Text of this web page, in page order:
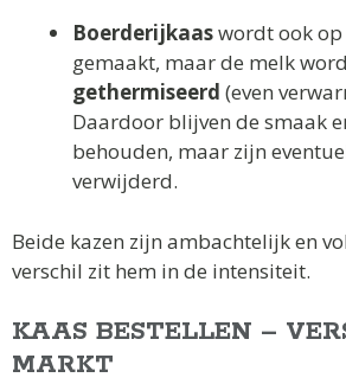
Boerderijkaaswordt ook
gemaakt, maar de melk
gethermiseerd (even
Daardoor blijven de smaak
behouden, maar zijn
verwijderd.
Beide kazen zijn ambachtelijk en
verschil zit hem in de intensiteit.
KAAS BESTELLEN –
MARKT